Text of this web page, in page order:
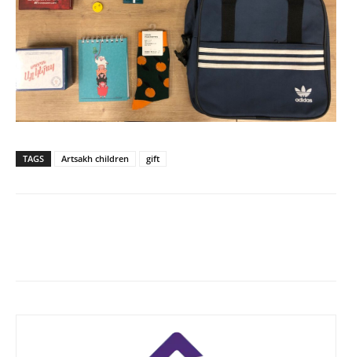
TAGS Artsakh children gift